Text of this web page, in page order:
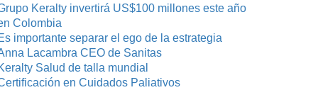
Keralty invertirá US$100 millones este año
Colombia
importante separar el ego de la estrategia
Lacambra CEO de Sanitas
Salud de talla mundial
en Cuidados Paliativos